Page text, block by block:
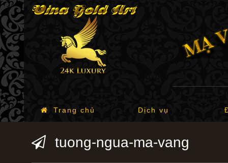
Trang chủ Dịch vụ
tuong-ngua-ma-vang